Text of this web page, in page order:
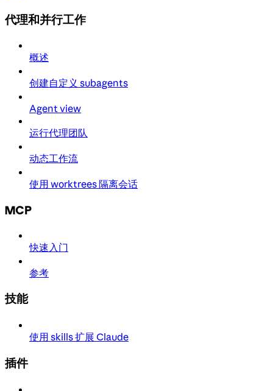
代理和并行工作
概述
创建自定义 subagents
Agent view
运行代理团队
动态工作流
使用 worktrees 隔离会话
MCP
快速入门
参考
技能
使用 skills 扩展 Claude
插件